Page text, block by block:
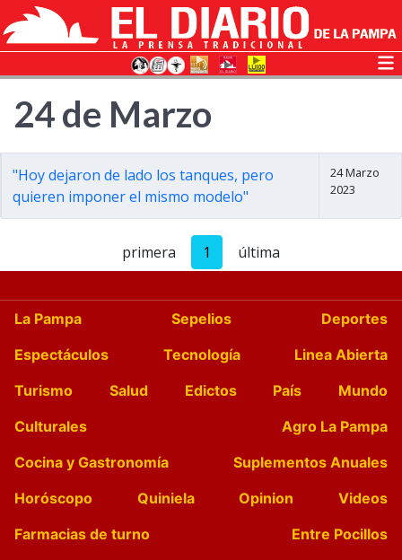
24 de Marzo
"Hoy dejaron de lado los tanques, pero
quieren imponer el mismo modelo"
24 Marzo
2023
primera 1 última
La Pampa Sepelios
Deportes
Espectáculos
Tecnología
Linea Abierta
Turismo
Salud Edictos País
Mundo
Culturales
Agro La Pampa
Cocina y Gastronomía
Suplementos Anuales
Horóscopo
Quiniela Opinion
Videos
Farmacias de turno
Entre Pocillos